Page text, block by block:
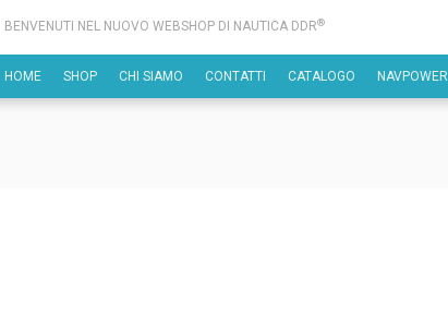
BENVENUTI NEL NUOVO WEBSHOP DI NAUTICA DDR®
HOME SHOP CHI SIAMO CONTATTI CATALOGO NAVPOWER